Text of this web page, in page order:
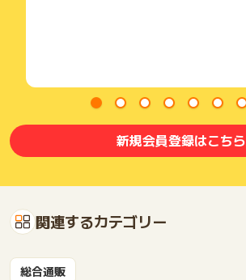
新規会員登録はこちら
関連するカテゴリー
総合通販